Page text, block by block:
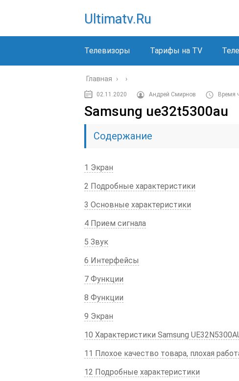
Ultimatv.ru
Телевизоры Тарифы на TV
Главная › ›
02.11.2020 Андрей Смирнов Время
Samsung ue32t5300au
Содержание
1 Экран
2 Подробные характеристики
3 Основные характеристики
4 Прием сигнала
5 Звук
6 Интерфейсы
7 Функции
8 Функции
9 Экран
10 Характеристики Samsung
11 Плохое качество товара, плохая
12 Подробные характеристики